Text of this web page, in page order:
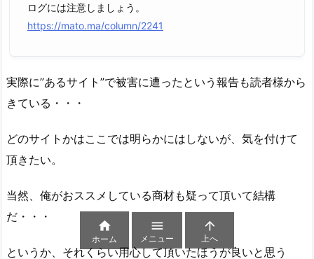
ログには注意しましょう。
https://mato.ma/column/2241
実際に”あるサイト”で被害に遭ったという報告も読者様から
きている・・・
どのサイトかはここでは明らかにはしないが、気を付けて
頂きたい。
当然、俺がおススメしている商材も疑って頂いて結構
だ・・・
というか、それくらい用心して頂いたほうが良いと思う

ホーム

メニュー

上へ